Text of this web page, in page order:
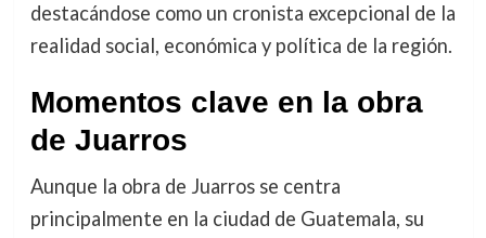
destacándose como un cronista excepcional de la
realidad social, económica y política de la región.
Momentos clave en la obra
de Juarros
Aunque la obra de Juarros se centra
principalmente en la ciudad de Guatemala, su